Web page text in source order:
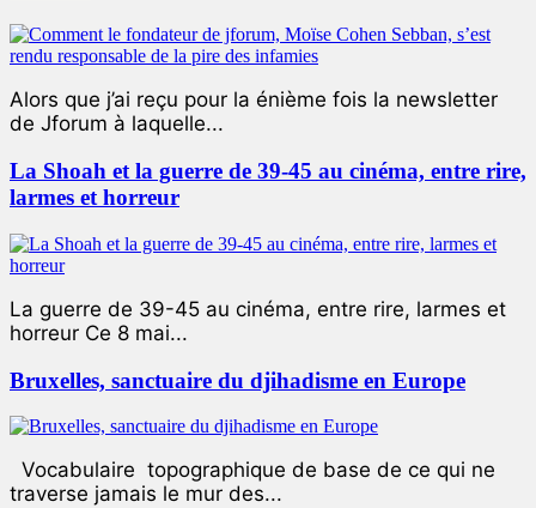
Alors que j’ai reçu pour la énième fois la newsletter
de Jforum à laquelle...
La Shoah et la guerre de 39-45 au cinéma, entre rire,
larmes et horreur
La guerre de 39-45 au cinéma, entre rire, larmes et
horreur Ce 8 mai...
Bruxelles, sanctuaire du djihadisme en Europe
Vocabulaire topographique de base de ce qui ne
traverse jamais le mur des...